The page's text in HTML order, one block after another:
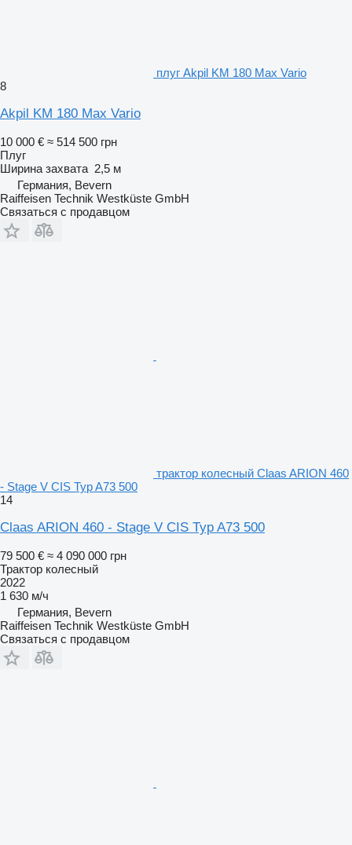
плуг Akpil KM 180 Max Vario
8
Akpil KM 180 Max Vario
10 000 € ≈ 514 500 грн
Плуг
Ширина захвата 2,5 м
Германия, Bevern
Raiffeisen Technik Westküste GmbH
Связаться с продавцом
трактор колесный Claas ARION 460
- Stage V CIS Typ A73 500
14
Claas ARION 460 - Stage V CIS Typ A73 500
79 500 € ≈ 4 090 000 грн
Трактор колесный
2022
1 630 м/ч
Германия, Bevern
Raiffeisen Technik Westküste GmbH
Связаться с продавцом